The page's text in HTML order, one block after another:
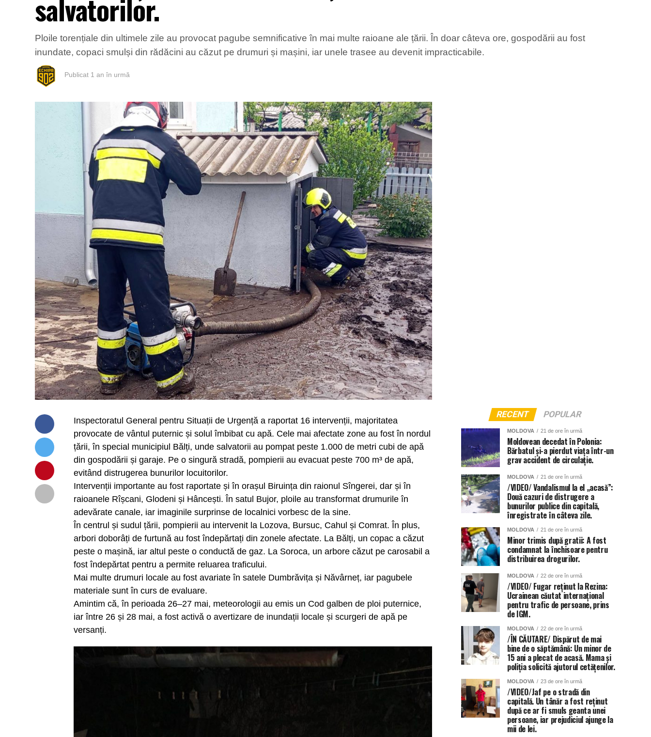
salvatorilor.
Ploile torențiale din ultimele zile au provocat pagube semnificative în mai multe raioane ale țării. În doar câteva ore, gospodării au fost
inundate, copaci smulși din rădăcini au căzut pe drumuri și mașini, iar unele trasee au devenit impracticabile.
Publicat 1 an în urmă
Inspectoratul General pentru Situații de Urgență a raportat 16 intervenții, majoritatea
provocate de vântul puternic și solul îmbibat cu apă. Cele mai afectate zone au fost în nordul
țării, în special municipiul Bălți, unde salvatorii au pompat peste 1.000 de metri cubi de apă
din gospodării și garaje. Pe o singură stradă, pompierii au evacuat peste 700 m³ de apă,
evitând distrugerea bunurilor locuitorilor.
Intervenții importante au fost raportate și în orașul Biruința din raionul Sîngerei, dar și în
raioanele Rîșcani, Glodeni și Hâncești. În satul Bujor, ploile au transformat drumurile în
adevărate canale, iar imaginile surprinse de localnici vorbesc de la sine.
În centrul și sudul țării, pompierii au intervenit la Lozova, Bursuc, Cahul și Comrat. În plus,
arbori doborâți de furtună au fost îndepărtați din zonele afectate. La Bălți, un copac a căzut
peste o mașină, iar altul peste o conductă de gaz. La Soroca, un arbore căzut pe carosabil a
fost îndepărtat pentru a permite reluarea traficului.
Mai multe drumuri locale au fost avariate în satele Dumbrăvița și Năvârneț, iar pagubele
materiale sunt în curs de evaluare.
Amintim că, în perioada 26–27 mai, meteorologii au emis un Cod galben de ploi puternice,
iar între 26 și 28 mai, a fost activă o avertizare de inundații locale și scurgeri de apă pe
versanți.
RECENT POPULAR
MOLDOVA 21 de ore în urmă
Moldovean decedat în Polonia:
Bărbatul și-a pierdut viața într-un
grav accident de circulație.
MOLDOVA 21 de ore în urmă
/VIDEO/ Vandalismul la el „acasă”:
Două cazuri de distrugere a
bunurilor publice din capitală,
înregistrate în câteva zile.
MOLDOVA 21 de ore în urmă
Minor trimis după gratii: A fost
condamnat la închisoare pentru
distribuirea drogurilor.
MOLDOVA 22 de ore în urmă
/VIDEO/ Fugar reținut la Rezina:
Ucrainean căutat internațional
pentru trafic de persoane, prins
de IGM.
MOLDOVA 22 de ore în urmă
/ÎN CĂUTARE/ Dispărut de mai
bine de o săptămână: Un minor de
15 ani a plecat de acasă. Mama și
poliția solicită ajutorul cetățenilor.
MOLDOVA 23 de ore în urmă
/VIDEO/Jaf pe o stradă din
capitală. Un tânăr a fost reținut
după ce ar fi smuls geanta unei
persoane, iar prejudiciul ajunge la
mii de lei.